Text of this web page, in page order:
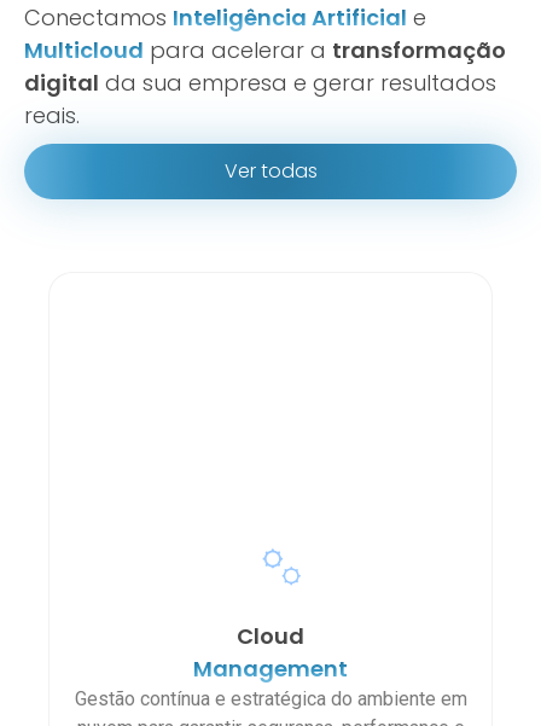
Conectamos Inteligência Artificial e
Multicloud para acelerar a transformação
digital da sua empresa e gerar resultados
reais.
Ver todas
Cloud
Management
Gestão contínua e estratégica do ambiente em